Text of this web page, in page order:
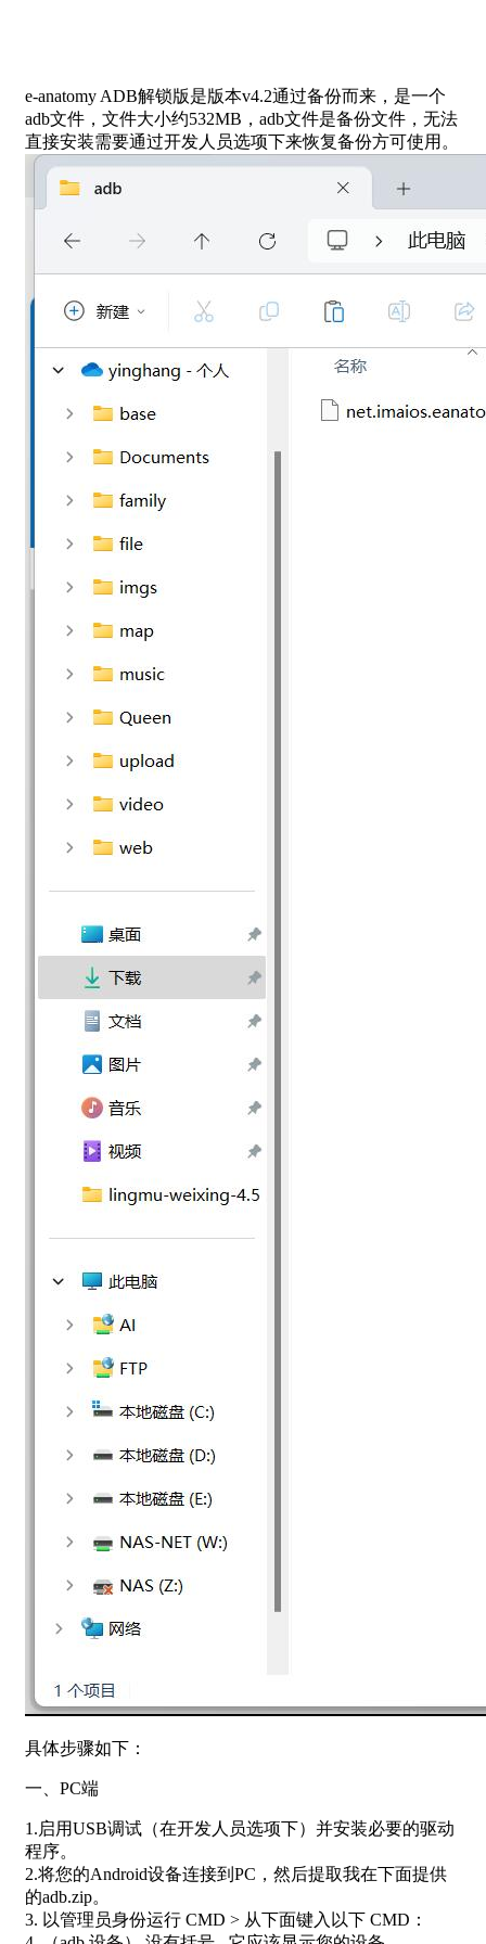
e-anatomy ADB解锁版是版本v4.2通过备份而来，是一个
adb文件，文件大小约532MB，adb文件是备份文件，无法
直接安装需要通过开发人员选项下来恢复备份方可使用。
具体步骤如下：
一、PC端
1.启用USB调试（在开发人员选项下）并安装必要的驱动
程序。
2.将您的Android设备连接到PC，然后提取我在下面提供
的adb.zip。
3. 以管理员身份运行 CMD > 从下面键入以下 CMD：